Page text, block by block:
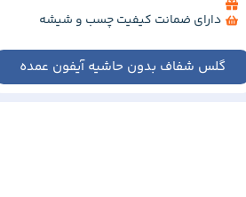
دارای ضمانت کیفیت چسب و شیشه
گلس شفاف بدون حاشیه آیفون عمده